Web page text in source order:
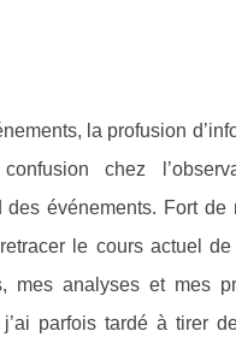
la profusion
chez
événements. Fort
le cours actuel de
mes analyses et mes
parfois tardé à tirer